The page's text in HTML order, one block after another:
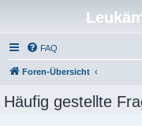
FAQ
Foren-Übersicht
Häufig gestellte